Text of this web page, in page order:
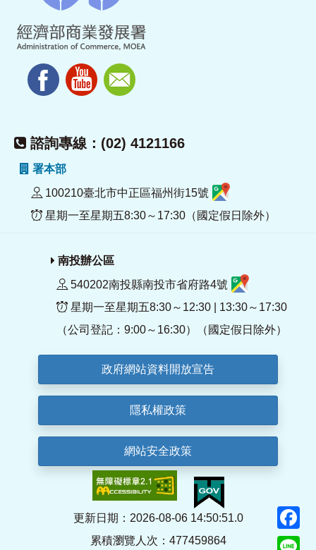
諮詢專線：(02) 4121166
署本部
100210臺北市中正區福州街15號
星期一至星期五8:30～17:30（國定假日除外）
南投辦公區
540202南投縣南投市省府路4號
星期一至星期五8:30～12:30 | 13:30～17:30
（公司登記：9:00～16:30）（國定假日除外）
政府網站資料開放宣告
隱私權政策
網站安全政策
更新日期：2026-08-06 14:50:51.0
累積瀏覽人次：477459864